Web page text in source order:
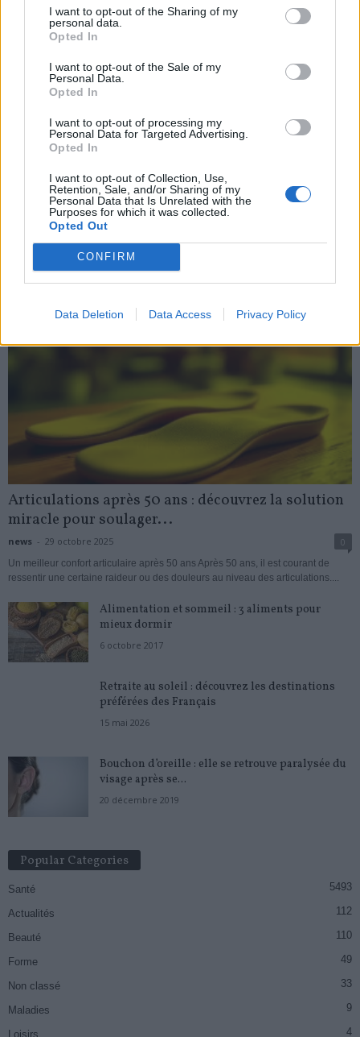
I want to opt-out of the Sharing of my
personal data.
Opted In
I want to opt-out of the Sale of my
Personal Data.
Opted In
I want to opt-out of processing my
Personal Data for Targeted Advertising.
Opted In
I want to opt-out of Collection, Use,
Retention, Sale, and/or Sharing of my
Personal Data that Is Unrelated with the
Purposes for which it was collected.
Opted Out
CONFIRM
Data Deletion Data Access Privacy Policy
5 choses à savoir sur l’huile de cannabis (CBD)
12 juillet 2022
Pilule du lendemain : gratuite pour toutes les femmes
22 septembre 2022
Moules à gâteaux : attention au silicone !
28 décembre 2018
Covid-19 : que sait-on sur le nouveau variant XD ?
30 mars 2022
My Favorites
Articulations après 50 ans : découvrez la solution
miracle pour soulager...
news - 29 octobre 2025 0
Un meilleur confort articulaire après 50 ans Après 50 ans, il est courant de
ressentir une certaine raideur ou des douleurs au niveau des articulations....
Alimentation et sommeil : 3 aliments pour
mieux dormir
6 octobre 2017
Retraite au soleil : découvrez les destinations
préférées des Français
15 mai 2026
Bouchon d’oreille : elle se retrouve paralysée du
visage après se...
20 décembre 2019
Popular Categories
Santé 5493
Actualités 112
Beauté 110
Forme 49
Non classé 33
Maladies 9
Loisirs 4